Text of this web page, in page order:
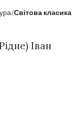
Світова класика
Іван